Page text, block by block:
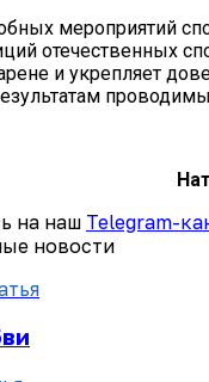
мероприятий
отечественных
и укрепляет
на наш Telegram-
новости